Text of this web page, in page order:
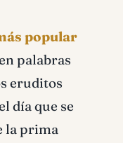
popular
palabras
eruditos
día que se
la prima